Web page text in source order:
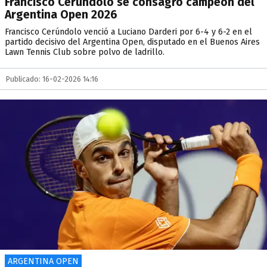
Argentina Open 2026
Francisco Cerúndolo venció a Luciano Darderi por 6-4 y 6-2 en el
partido decisivo del Argentina Open, disputado en el Buenos Aires
Lawn Tennis Club sobre polvo de ladrillo.
Publicado: 16-02-2026 14:16
ARGENTINA OPEN